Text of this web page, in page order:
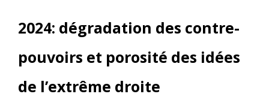
2024: dégradation des contre-
pouvoirs et porosité des idées
de l’extrême droite